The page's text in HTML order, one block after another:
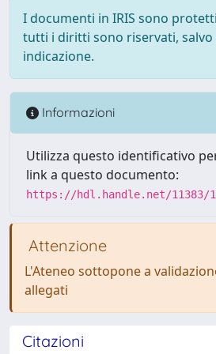
I documenti in IRIS sono
tutti i diritti sono riservati, salvo
indicazione.
Informazioni
Utilizza questo identificativo
link a questo documento:
https://hdl.handle.net/11383/
Attenzione
L'Ateneo sottopone a
allegati
Citazioni